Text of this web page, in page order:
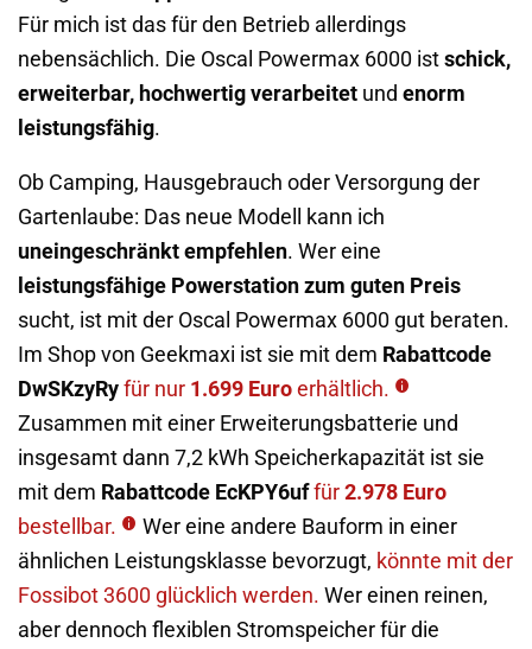
Für mich ist das für den Betrieb allerdings
nebensächlich. Die Oscal Powermax 6000 ist schick,
erweiterbar, hochwertig verarbeitet und enorm
leistungsfähig.
Ob Camping, Hausgebrauch oder Versorgung der
Gartenlaube: Das neue Modell kann ich
uneingeschränkt empfehlen. Wer eine
leistungsfähige Powerstation zum guten Preis
sucht, ist mit der Oscal Powermax 6000 gut beraten.
Im Shop von Geekmaxi ist sie mit dem Rabattcode
DwSKzyRy für nur 1.699 Euro erhältlich.
Zusammen mit einer Erweiterungsbatterie und
insgesamt dann 7,2 kWh Speicherkapazität ist sie
mit dem Rabattcode EcKPY6uf für 2.978 Euro
bestellbar.
Wer eine andere Bauform in einer
ähnlichen Leistungsklasse bevorzugt, könnte mit der
Fossibot 3600 glücklich werden. Wer einen reinen,
aber dennoch flexiblen Stromspeicher für die